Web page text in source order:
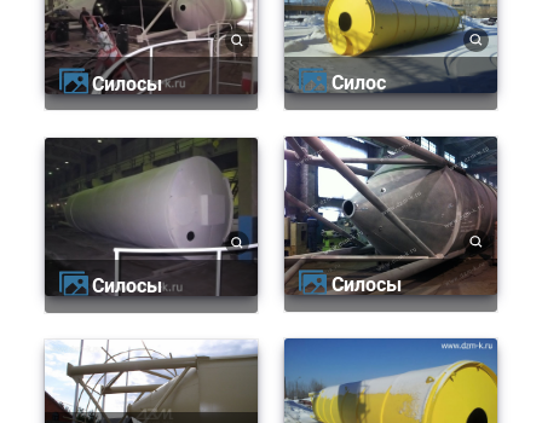
Силосы
Силосы
Силос
Силосы